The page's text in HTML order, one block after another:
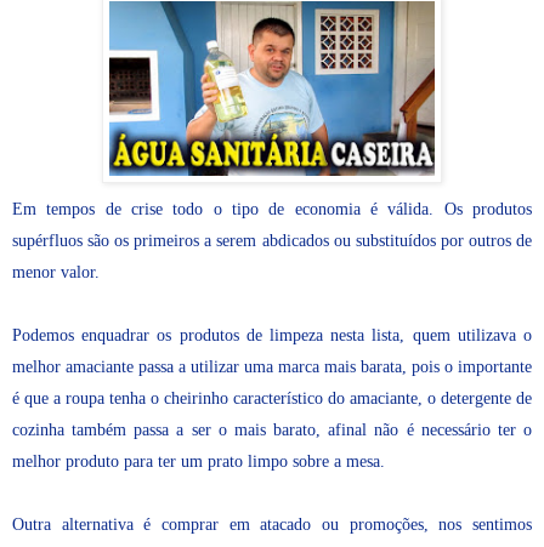
Em tempos de crise todo o tipo de economia é válida. Os produtos
supérfluos são os primeiros a serem abdicados ou substituídos por outros de
menor valor.
Podemos enquadrar os produtos de limpeza nesta lista, quem utilizava o
melhor amaciante passa a utilizar uma marca mais barata, pois o importante
é que a roupa tenha o cheirinho característico do amaciante, o detergente de
cozinha também passa a ser o mais barato, afinal não é necessário ter o
melhor produto para ter um prato limpo sobre a mesa.
Outra alternativa é comprar em atacado ou promoções, nos sentimos